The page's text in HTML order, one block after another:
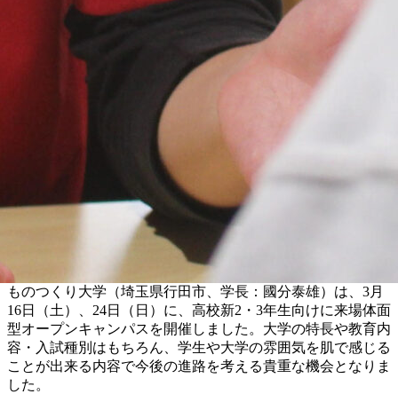
ものつくり大学（埼玉県行田市、学長：國分泰雄）は、3月
16日（土）、24日（日）に、高校新2・3年生向けに来場体面
型オープンキャンパスを開催しました。大学の特長や教育内
容・入試種別はもちろん、学生や大学の雰囲気を肌で感じる
ことが出来る内容で今後の進路を考える貴重な機会となりま
した。